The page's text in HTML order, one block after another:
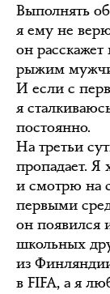
Выполнять
я ему не
он
рыжим
И если с
я
постоянно.
На третьи
пропадает. Я
и смотрю на
первыми
он появился
школьных
из
в FIFA, а я